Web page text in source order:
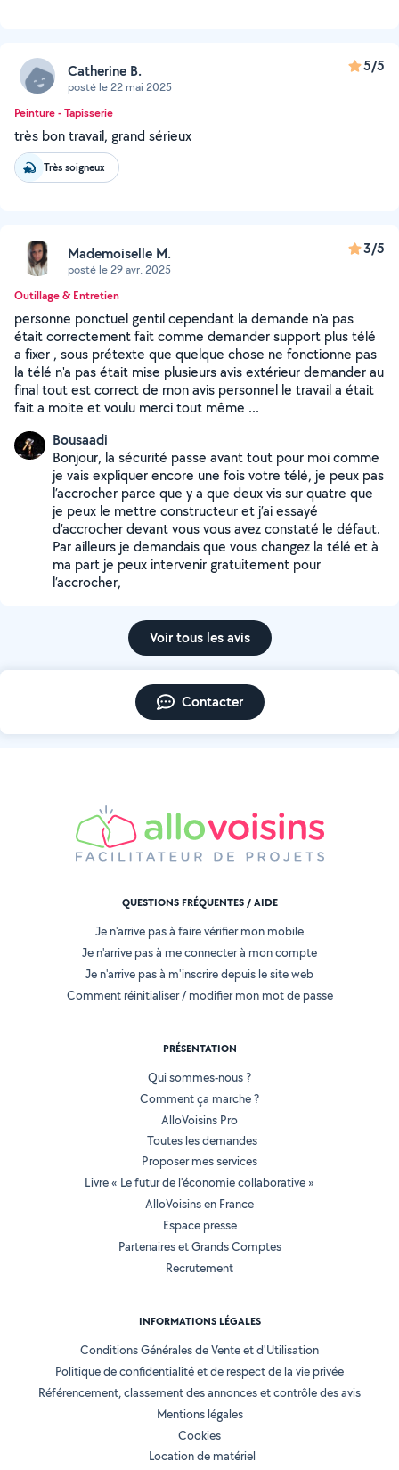
Catherine B.
posté le 22 mai 2025
5/5
Peinture - Tapisserie
très bon travail, grand sérieux
Très soigneux
Mademoiselle M.
posté le 29 avr. 2025
3/5
Outillage & Entretien
personne ponctuel gentil cependant la demande n'a pas
était correctement fait comme demander support plus télé
a fixer , sous prétexte que quelque chose ne fonctionne pas
la télé n'a pas était mise plusieurs avis extérieur demander au
final tout est correct de mon avis personnel le travail a était
fait a moite et voulu merci tout même ...
Bousaadi
Bonjour, la sécurité passe avant tout pour moi comme
je vais expliquer encore une fois votre télé, je peux pas
l’accrocher parce que y a que deux vis sur quatre que
je peux le mettre constructeur et j’ai essayé
d’accrocher devant vous vous avez constaté le défaut.
Par ailleurs je demandais que vous changez la télé et à
ma part je peux intervenir gratuitement pour
l’accrocher,
Voir tous les avis
Contacter
QUESTIONS FRÉQUENTES / AIDE
Je n'arrive pas à faire vérifier mon mobile
Je n'arrive pas à me connecter à mon compte
Je n'arrive pas à m'inscrire depuis le site web
Comment réinitialiser / modifier mon mot de passe
PRÉSENTATION
Qui sommes-nous ?
Comment ça marche ?
AlloVoisins Pro
Toutes les demandes
Proposer mes services
Livre « Le futur de l'économie collaborative »
AlloVoisins en France
Espace presse
Partenaires et Grands Comptes
Recrutement
INFORMATIONS LÉGALES
Conditions Générales de Vente et d'Utilisation
Politique de confidentialité et de respect de la vie privée
Référencement, classement des annonces et contrôle des avis
Mentions légales
Cookies
Location de matériel